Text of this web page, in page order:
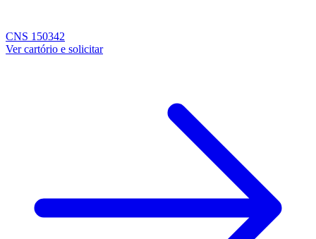
CNS 150342
Ver cartório e solicitar